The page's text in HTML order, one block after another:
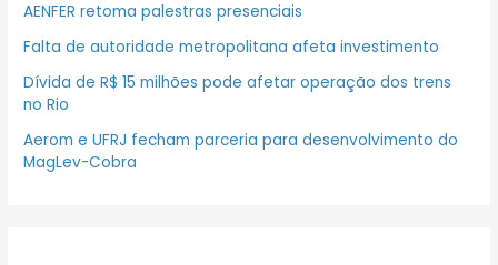
AENFER retoma palestras presenciais
Falta de autoridade metropolitana afeta investimento
Dívida de R$ 15 milhões pode afetar operação dos trens
no Rio
Aerom e UFRJ fecham parceria para desenvolvimento do
MagLev-Cobra